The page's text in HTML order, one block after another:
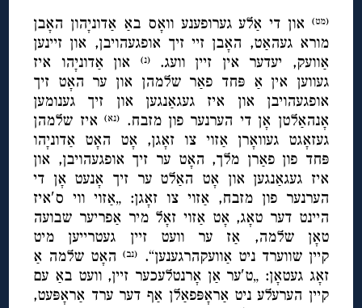
(מט) און די אַלע גערופענע וואָס באַ אַדוניָהון האָבן
מורא געהאַט, האָבן זיי זיך אופגעהויבן, און זיינען
אַוועק, יעדער אין זיין וועג.(נ)
און אַדוניָהו איז
געווען אין אַ פּחד פאַר שלמהן און ער האָט זיך
אופגעהויבן און איז געגאַנגען און זיך גענומען
אָנהאַלטן אָן די הערנער פון מזבח.
(נא)איז שלמהן
געזאָגט געוואָרן אַזוי צו זאָגן, אָט האָט אַדוניָהו
פּחד פון פאַרן מלך, האָט ער זיך אופגעהויבן, און
איז געגאַנגען און אָט האַלט ער זיך אָנעט אָן די
הערנער פון מזבח, אַזוי צו זאָגן: „אַזוי ווי ס′איז
היינט דער טאָג, אָט אַזוי זאָל מיר אַפריער שבועה
טאָן שלמה, אַז ער וועט זיין געטרייען מיט
קיין שווערד ניט אַוועקהרגענען“.
(נב)האָט שלמה אַ
זאָג געטאָן: „ט′ער אַן אָרנטלעכער זיין, וועט באַ עם
קיין הערעלע ניט אַראָפּפאַלן אַף דער ערד אַראָפּעט,